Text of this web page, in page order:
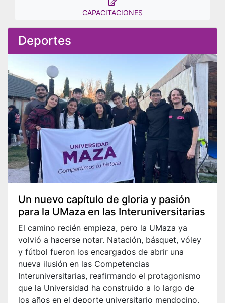
CAPACITACIONES
Deportes
Un nuevo capítulo de gloria y pasión
para la UMaza en las Interuniversitarias
El camino recién empieza, pero la UMaza ya
volvió a hacerse notar. Natación, básquet, vóley
y fútbol fueron los encargados de abrir una
nueva ilusión en las Competencias
Interuniversitarias, reafirmando el protagonismo
que la Universidad ha construido a lo largo de
los años en el deporte universitario mendocino.